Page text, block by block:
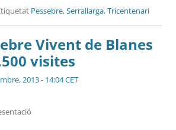
Pessebre,Serrallarga,Tricentenari
Vivent de Blanes
visites
2013 - 14:04 CET